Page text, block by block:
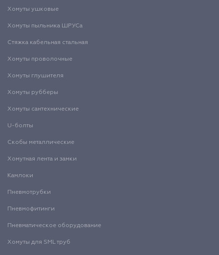
Хомуты ушковые
Хомуты пыльника ШРУСа
Стяжка кабельная стальная
Хомуты проволочные
Хомуты глушителя
Хомуты рубберы
Хомуты сантехнические
U-болты
Скобы металлические
Хомутная лента и замки
Камлоки
Пневмотрубки
Пневмофитинги
Пневматическое оборудование
Хомуты для SML труб